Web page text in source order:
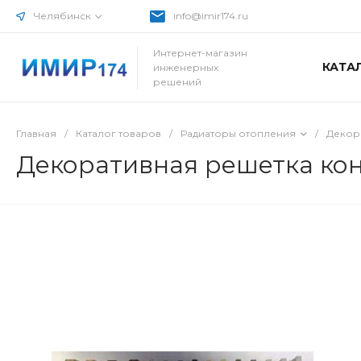
Челябинск info@imir174.ru
Интернет-магазин
инженерных
решений
Главная / Каталог товаров / Радиаторы отопления /
Декоративная решетка